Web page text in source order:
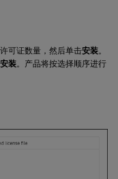
可证数量，然后单击安装。
安装。产品将按选择顺序进行